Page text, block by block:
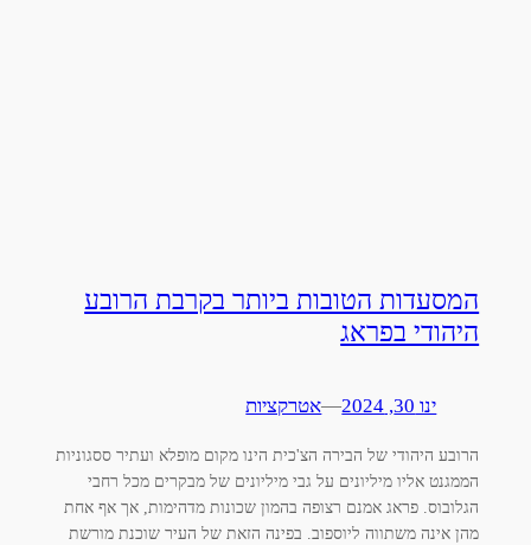
המסעדות הטובות ביותר בקרבת הרובע
היהודי בפראג
ינו 30, 2024 —אטרקציות
הרובע היהודי של הבירה הצ'כית הינו מקום מופלא ועתיר ססגוניות
הממגנט אליו מיליונים על גבי מיליונים של מבקרים מכל רחבי
הגלובוס. פראג אמנם רצופה בהמון שכונות מדהימות, אך אף אחת
מהן אינה משתווה ליוספוב. בפינה הזאת של העיר שוכנת מורשת